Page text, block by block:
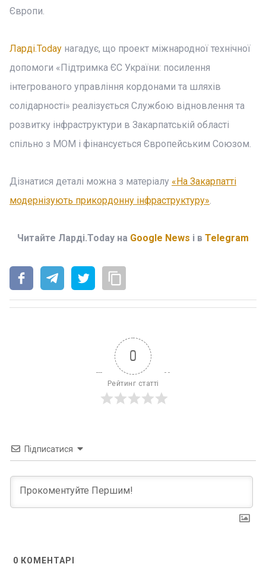
Європи.
Ларді.Today нагадує, що проект міжнародної технічної
допомоги «Підтримка ЄС України: посилення
інтегрованого управління кордонами та шляхів
солідарності» реалізується Службою відновлення та
розвитку інфраструктури в Закарпатській області
спільно з МОМ і фінансується Європейським Союзом.
Дізнатися деталі можна з матеріалу «На Закарпатті
модернізують прикордонну інфраструктуру».
Читайте Ларді.Today на Google News і в Telegram
0
Рейтинг статті
Підписатися
0 КОМЕНТАРІ